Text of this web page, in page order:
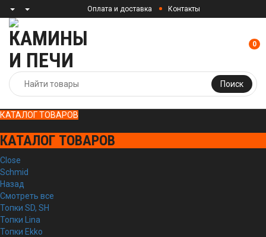
Оплата и доставка Контакты
Поиск
0
КАТАЛОГ ТОВАРОВ
КАТАЛОГ ТОВАРОВ
Close
Schmid
Назад
Смотреть все
Топки SD, SH
Топки Lina
Топки Ekko